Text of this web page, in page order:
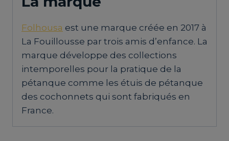
Folhousa est une marque créée en 2017 à
La Fouillousse par trois amis d’enfance. La
marque développe des collections
intemporelles pour la pratique de la
pétanque comme les étuis de pétanque
des cochonnets qui sont fabriqués en
France.